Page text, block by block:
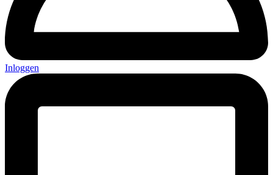
Inloggen